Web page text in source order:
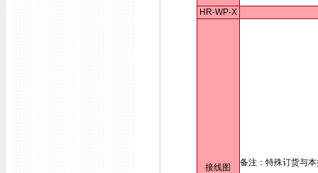
HR-WP-X
接线图 备注：特殊订货与